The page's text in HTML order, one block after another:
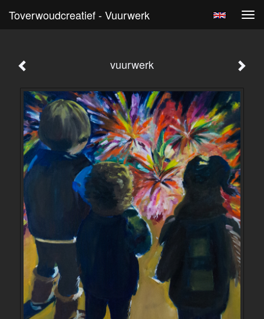
Toverwoudcreatief - Vuurwerk
vuurwerk